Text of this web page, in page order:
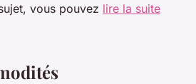
vous pouvez lire la suite